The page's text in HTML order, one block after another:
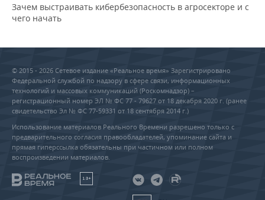
Зачем выстраивать кибербезопасность в агросекторе и с
чего начать
© 2015 - 2026 Сетевое издание «Реальное время» Зарегистрировано
Федеральной службой по надзору в сфере связи, информационных
технологий и массовых коммуникаций (Роскомнадзор) –
регистрационный номер ЭЛ № ФС 77 - 79627 от 18 декабря 2020 г. (ранее
свидетельство Эл № ФС 77-59331 от 18 сентября 2014 г.)
Использование материалов Реального Времени разрешено только с
предварительного согласия правообладателей, упоминание сайта и
прямая гиперссылка обязательны при частичном или полном
воспроизведении материалов.
18+